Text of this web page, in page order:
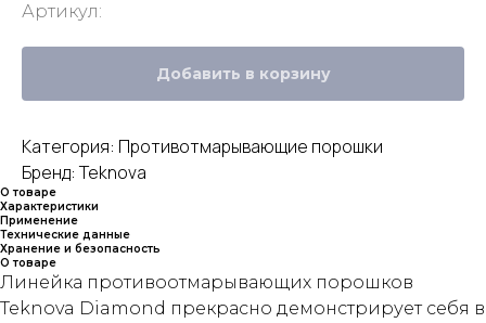
Артикул:
Добавить в корзину
Категория: Противотмарывающие порошки
Бренд: Teknova
О товаре
Характеристики
Применение
Технические данные
Хранение и безопасность
О товаре
Линейка противоотмарывающих порошков
Teknova Diamond прекрасно демонстрирует себя в